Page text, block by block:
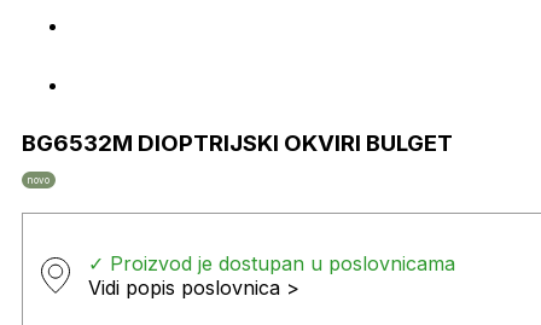
BG6532M DIOPTRIJSKI OKVIRI BULGET
novo
✓ Proizvod je dostupan u poslovnicama
Vidi popis poslovnica >